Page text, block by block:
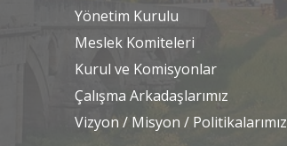
Yönetim Kurulu
Meslek Komiteleri
Kurul ve Komisyonlar
Çalışma Arkadaşlarımız
Vizyon / Misyon / Politikalarımız